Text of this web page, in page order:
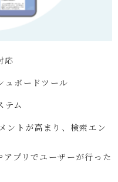
応
ュボードツール
テム
ントが高まり、検索エン
プリでユーザーが行った